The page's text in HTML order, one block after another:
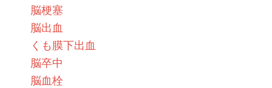
脳梗塞
脳出血
くも膜下出血
脳卒中
脳血栓